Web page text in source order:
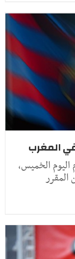
المغرب
اليوم الخميس،
المقرر